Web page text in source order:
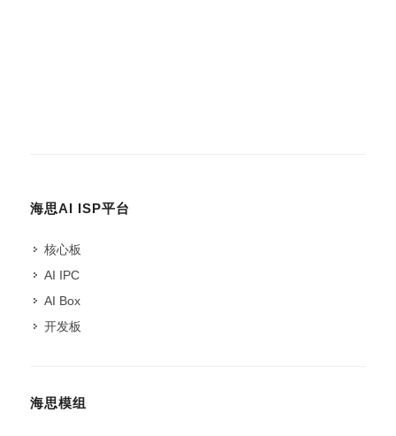
海思AI ISP平台
核心板
AI IPC
AI Box
开发板
海思模组